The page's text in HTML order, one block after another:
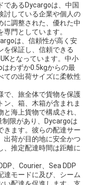
であるDycargoは、中国
討している企業や個人の
に調整された、優れた中
門としています。
は、信頼性が高く安
を保証し、信頼できる
となっています。中小
わずか0.5kgからの最
ての出荷サイズに柔軟性
で、旅全体で貨物を保護
ン、箱、木箱が含まれま
海上貨物で構成され、
限があり、Dycargoは
きます。彼らの配達サー
出荷が目的地に安全かつ
、推定配達時間は距離に
、Courier、Sea DDP
達モードに及び、シーム